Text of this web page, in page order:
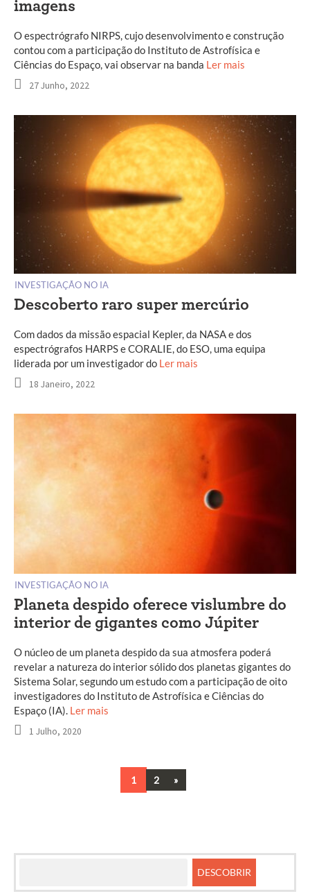
imagens
O espectrógrafo NIRPS, cujo desenvolvimento e construção
contou com a participação do Instituto de Astrofísica e
Ciências do Espaço, vai observar na banda Ler mais
27 Junho, 2022
INVESTIGAÇÃO NO IA
Descoberto raro super mercúrio
Com dados da missão espacial Kepler, da NASA e dos
espectrógrafos HARPS e CORALIE, do ESO, uma equipa
liderada por um investigador do Ler mais
18 Janeiro, 2022
INVESTIGAÇÃO NO IA
Planeta despido oferece vislumbre do
interior de gigantes como Júpiter
O núcleo de um planeta despido da sua atmosfera poderá
revelar a natureza do interior sólido dos planetas gigantes do
Sistema Solar, segundo um estudo com a participação de oito
investigadores do Instituto de Astrofísica e Ciências do
Espaço (IA). Ler mais
1 Julho, 2020
Navegação
artigos
1 2 Next
»